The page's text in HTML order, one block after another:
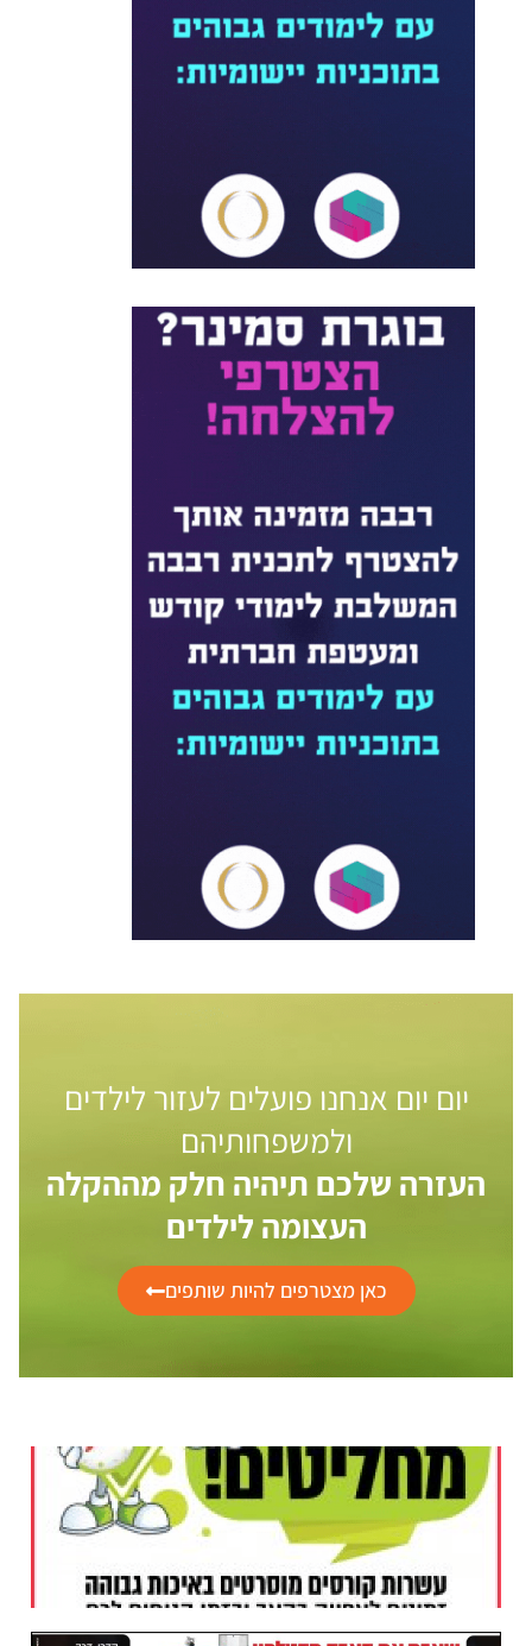
יום יום אנחנו פועלים לעזור לילדים
ולמשפחותיהם
העזרה שלכם תיהיה חלק מההקלה
העצומה לילדים
כאן מצטרפים להיות שותפים